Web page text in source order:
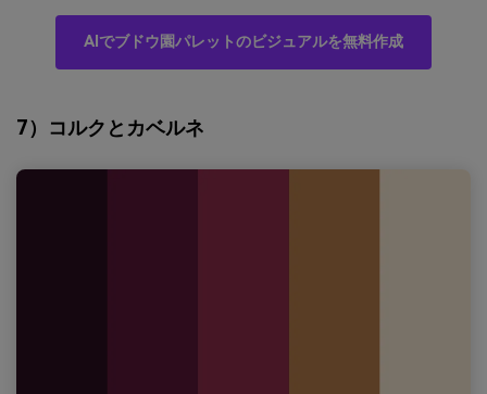
AIでブドウ園パレットのビジュアルを無料作成
7）コルクとカベルネ